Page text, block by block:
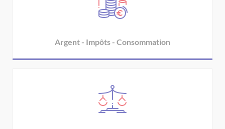
Argent - Impôts - Consommation